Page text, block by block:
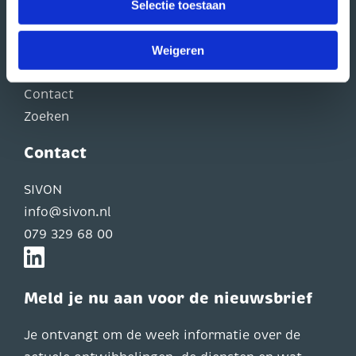
linksonder op onze website.
Selectie toestaan
Weigeren
Hulp & Advies
Mijn SIVON
Contact
Zoeken
Contact
SIVON
info@sivon.nl
079 329 68 00
Meld je nu aan voor de nieuwsbrief
Je ontvangt om de week informatie over de